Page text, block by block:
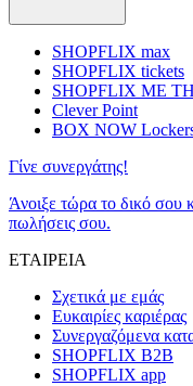
SHOPFLIX max
SHOPFLIX tickets
SHOPFLIX ΜΕ
Clever Point
BOX NOW
Γίνε συνεργάτης!
Άνοιξε τώρα το δικό σου
πωλήσεις σου.
ΕΤΑΙΡΕΙΑ
Σχετικά με εμάς
Ευκαιρίες καριέρας
Συνεργαζόμενα
SHOPFLIX B2B
SHOPFLIX app